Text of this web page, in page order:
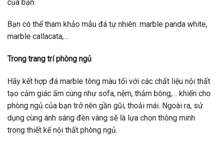
của bạn.
Bạn có thể tham khảo mẫu đá tự nhiên: marble panda white,
marble callacata,…
Trong trang trí phòng ngủ
Hãy kết hợp đá marble tông màu tối với các chất liệu nội thất
tạo cảm giác ấm cúng như sofa, nệm, thảm bông,… khiến cho
phòng ngủ của bạn trở nên gần gũi, thoải mái. Ngoài ra, sử
dụng cùng ánh sáng đèn vàng sẽ là lựa chọn thông minh
trong thiết kế nội thất phòng ngủ.